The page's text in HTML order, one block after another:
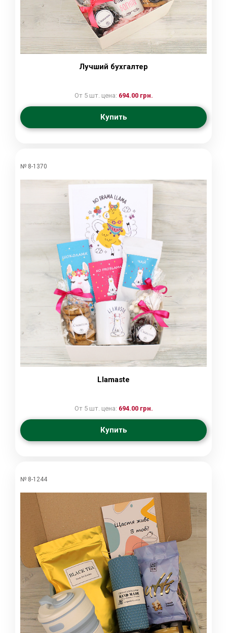
Лучший бухгалтер
От 5 шт. цена: 694.00 грн.
Купить
№ 8-1370
Llamaste
От 5 шт. цена: 694.00 грн.
Купить
№ 8-1244